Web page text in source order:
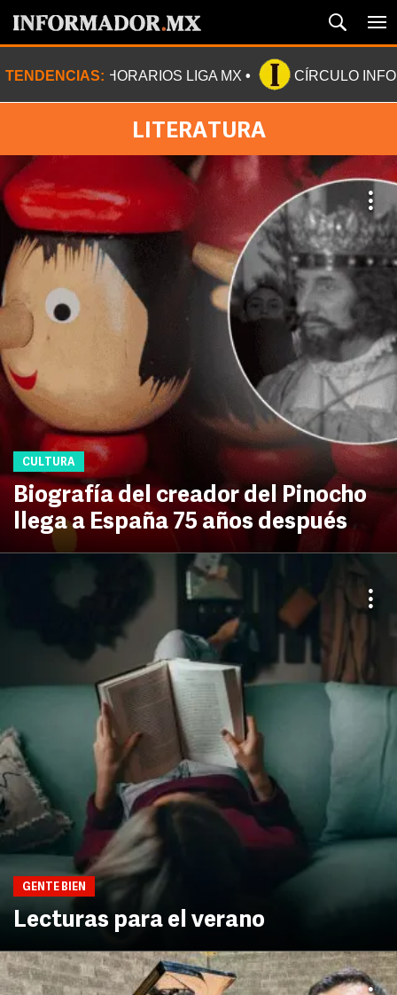
TENDENCIAS: HORARIOS LIGA MX CÍRCULO
LITERATURA
CULTURA
Biografía del creador del Pinocho
llega a España 75 años después
GENTE BIEN
Lecturas para el verano